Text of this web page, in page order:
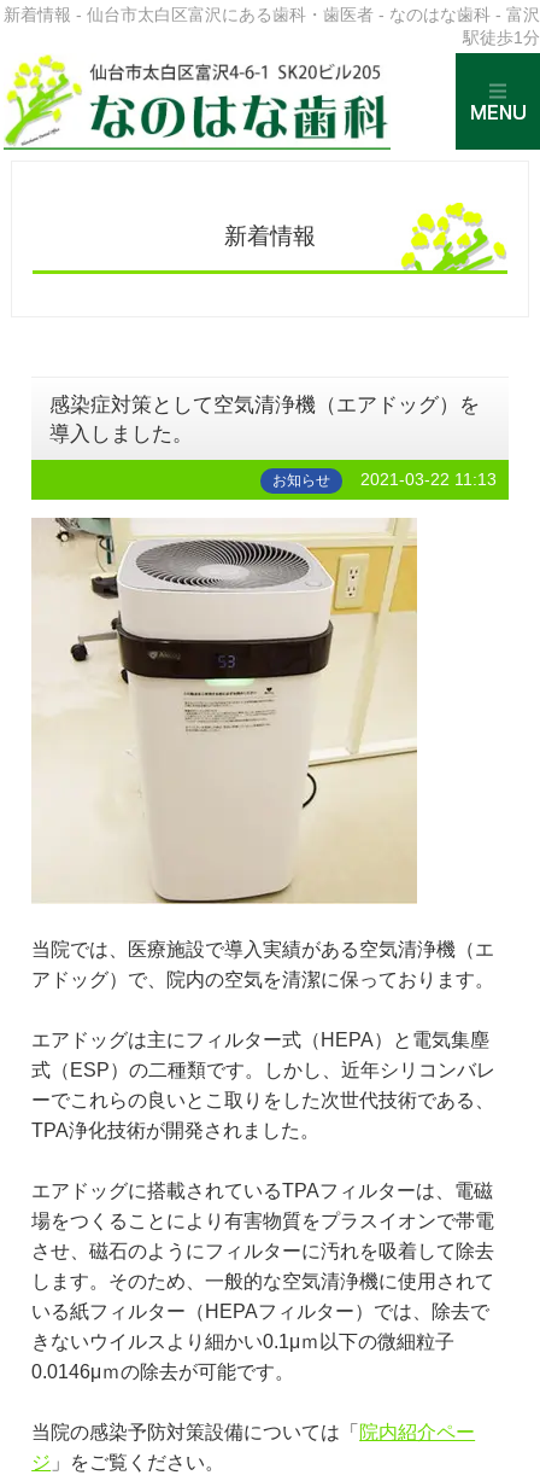
新着情報 - 仙台市太白区富沢にある歯科・歯医者 - なのはな歯科 - 富沢
駅徒歩1分
新着情報
感染症対策として空気清浄機（エアドッグ）を
導入しました。
お知らせ 2021-03-22 11:13
当院では、医療施設で導入実績がある空気清浄機（エ
アドッグ）で、院内の空気を清潔に保っております。
エアドッグは主にフィルター式（HEPA）と電気集塵
式（ESP）の二種類です。しかし、近年シリコンバレ
ーでこれらの良いとこ取りをした次世代技術である、
TPA浄化技術が開発されました。
エアドッグに搭載されているTPAフィルターは、電磁
場をつくることにより有害物質をプラスイオンで帯電
させ、磁石のようにフィルターに汚れを吸着して除去
します。そのため、一般的な空気清浄機に使用されて
いる紙フィルター（HEPAフィルター）では、除去で
きないウイルスより細かい0.1μｍ以下の微細粒子
0.0146μｍの除去が可能です。
当院の感染予防対策設備については「 院内紹介ペー
ジ 」をご覧ください。